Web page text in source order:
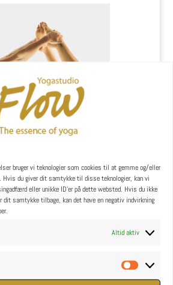
bruger vi teknologier som cookies til at gemme og/eller
Hvis du giver dit samtykke til disse teknologier, kan vi
eller unikke ID'er på dette websted. Hvis du ikke
samtykke tilbage, kan det have en negativ indvirkning
Altid aktiv
læs mere